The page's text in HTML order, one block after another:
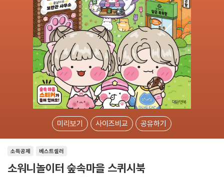
미리보기 사이즈비교 공유하기
소득공제 베스트셀러
소워니놀이터 숲속마을 스퀴시북